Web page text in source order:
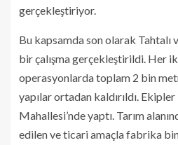
gerçekleştiriyor.
Bu kapsamda son olarak Tahtalı
bir çalışma gerçekleştirildi. Her
operasyonlarda toplam 2 bin
yapılar ortadan kaldırıldı.
Mahallesi’nde yaptı. Tarım
edilen ve ticari amaçla fabrika